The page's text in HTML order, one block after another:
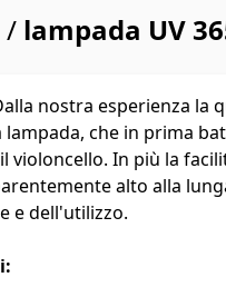
/ lampada UV
nostra esperienza la
che in prima
violoncello. In più la
alto alla
e dell'utilizzo.